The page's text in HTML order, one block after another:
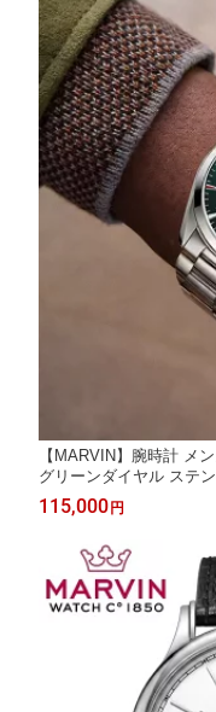
【MARVIN】腕時計 メ
グリーンダイヤル ステ
付表示 シンプル 高級感
115,000 円